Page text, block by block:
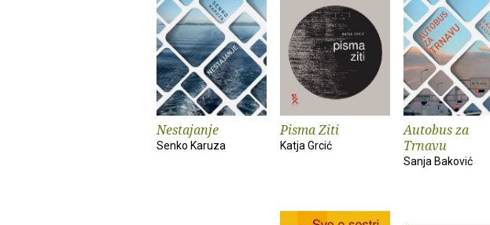
Nestajanje
Senko Karuza
Pisma Ziti
Katja Grcić
Autobus za
Trnavu
Sanja Baković